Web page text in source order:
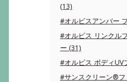
(13)
#オルビスアンバー
#オルビス リンクル
ー (31)
#オルビス ボディUV
#サンスクリーン®フ